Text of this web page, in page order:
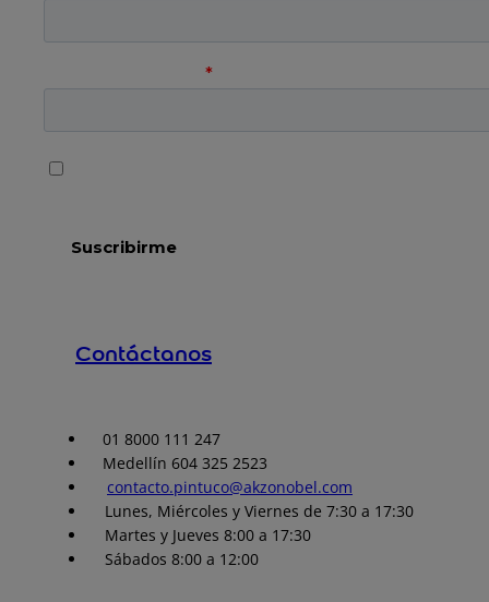
Contáctanos
01 8000 111 247
Medellín 604 325 2523
contacto.pintuco@akzonobel.com
Lunes, Miércoles y Viernes de 7:30 a 17:30
Martes y Jueves 8:00 a 17:30
Sábados 8:00 a 12:00